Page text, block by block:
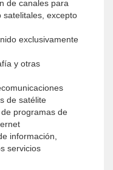
de canales para
satelitales, excepto
exclusivamente
y otras
de satélite
programas de
información,
servicios